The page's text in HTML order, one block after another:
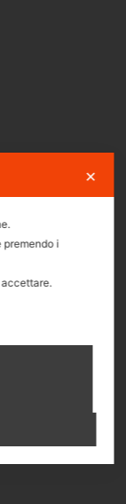
Genova
✕
i